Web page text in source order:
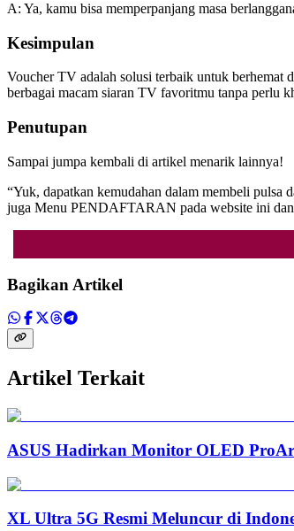
A: Ya, kamu bisa memperpanjang masa
Kesimpulan
Voucher TV adalah solusi terbaik untuk berhemat
berbagai macam siaran TV favoritmu tanpa perlu
Penutupan
Sampai jumpa kembali di artikel menarik lainnya!
“Yuk, dapatkan kemudahan dalam membeli
juga Menu PENDAFTARAN pada website ini dan
Bagikan Artikel
Artikel Terkait
ASUS Hadirkan Monitor OLED
XL Ultra 5G Resmi Meluncur di